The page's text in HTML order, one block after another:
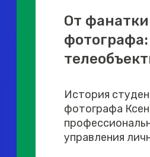
От
История
фотографа
управления